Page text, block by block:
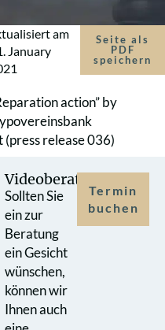
am
January
Seite als
PDF
speichern
action” by
(press release 036)
Videoberatung
Sollten Sie
ein zur
Beratung
ein Gesicht
wünschen,
können wir
Ihnen auch
Termin
buchen